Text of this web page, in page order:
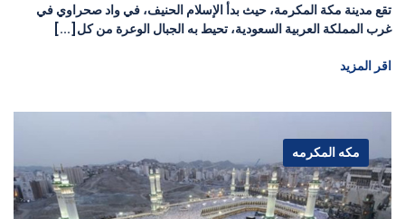
تقع مدينة مكة المكرمة، حيث بدأ الإسلام الحنيف، في واد صحراوي في
غرب المملكة العربية السعودية، تحيط به الجبال الوعرة من كل[...]
اقر المزيد
مكه المكرمه